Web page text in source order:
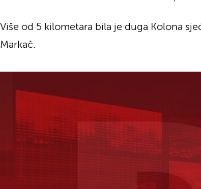
Više od 5 kilometara bila je duga Kolona
Markač.